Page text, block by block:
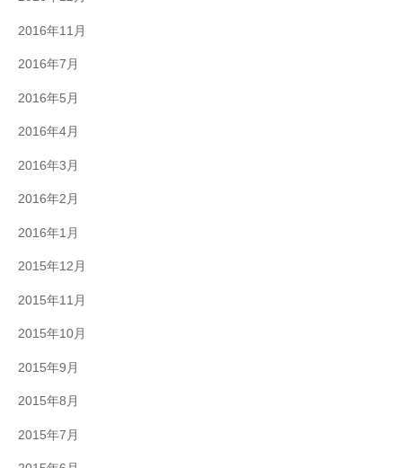
2016年11月
2016年7月
2016年5月
2016年4月
2016年3月
2016年2月
2016年1月
2015年12月
2015年11月
2015年10月
2015年9月
2015年8月
2015年7月